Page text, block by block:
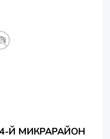
Й МИКРАРАЙОН